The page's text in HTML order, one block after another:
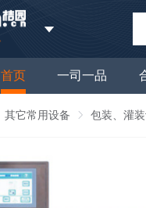
首页 一司一品
其它常用设备 包装、灌